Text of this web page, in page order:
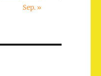
Sep. »